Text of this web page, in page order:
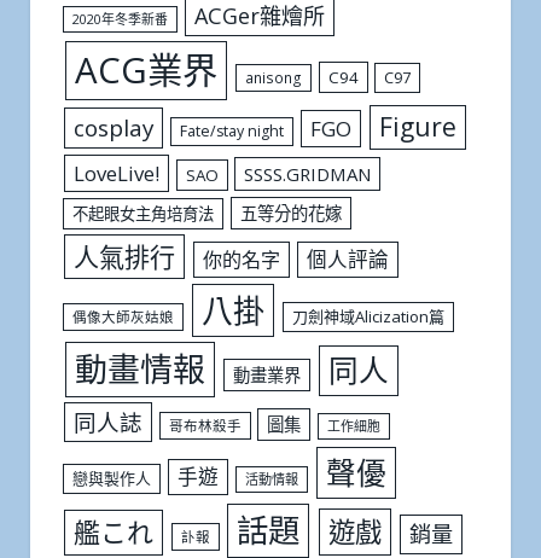
2020年冬季新番 ACGer雜燴所
ACG業界 anisong C94 C97
cosplay Fate/stay night FGO Figure
LoveLive! SAO SSSS.GRIDMAN
不起眼女主角培育法 五等分的花嫁
人氣排行 你的名字 個人評論
偶像大師灰姑娘 八掛 刀劍神域Alicization篇
動畫情報 動畫業界 同人
同人誌 哥布林殺手 圖集 工作細胞
戀與製作人 手遊 活動情報 聲優
艦これ 訃報 話題 遊戲 銷量